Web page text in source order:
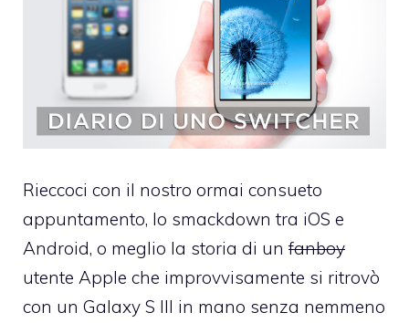
Rieccoci con il nostro ormai consueto
appuntamento, lo smackdown tra iOS e
Android, o meglio la storia di un fanboy
utente Apple che improvvisamente si ritrovò
con un Galaxy S III in mano senza nemmeno